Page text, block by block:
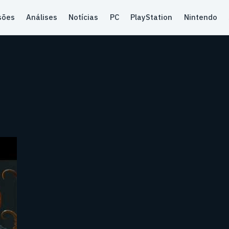
Análises Notícias PC PlayStation Nintendo